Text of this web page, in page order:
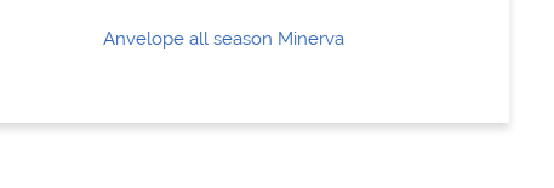
Anvelope all season Minerva